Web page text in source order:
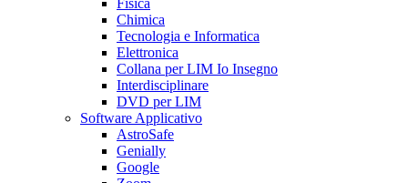
Chimica
Tecnologia e Informatica
Elettronica
Collana per LIM Io Insegno
Interdisciplinare
DVD per LIM
Software Applicativo
AstroSafe
Genially
Google